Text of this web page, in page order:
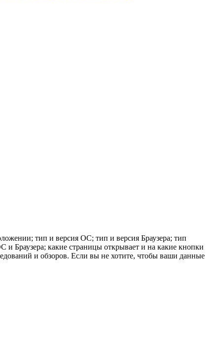
тип и версия ОС; тип и версия Браузера; тип
и Браузера; какие страницы открывает и на какие кнопки
и обзоров. Если вы не хотите, чтобы ваши данные